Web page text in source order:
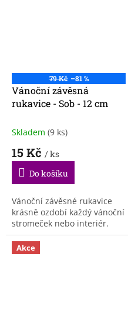
79 Kč –81 %
Vánoční závěsná
rukavice - Sob - 12 cm
Skladem (9 ks)
15 Kč / ks
Do košíku
Vánoční závěsné rukavice
krásně ozdobí každý vánoční
stromeček nebo interiér.
Akce